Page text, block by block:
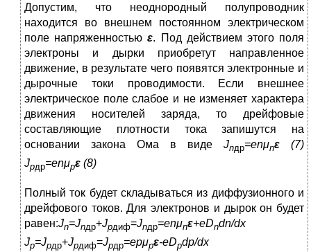
Допустим, что неоднородный полупроводник
находится во внешнем постоянном электрическом
поле напряженностьюε. Под действием этого поля
электроны и дырки приобретут направленное
движение, в результате чего появятся электронные и
дырочные токи проводимости. Если внешнее
электрическое поле слабое и не изменяет характера
движения носителей заряда, то дрейфовые
составляющие плотности тока запишутся на
основании закона Ома в виде Jnдр=enμnε (7)
Jpдр=enμpε (8)
Полный ток будет складываться из диффузионного и
дрейфового токов. Для электронов и дырок он будет
равен:Jn=Jnдр+Jpдиф=Jnдр=enμnε+eDndn/dx
Jp=Jpдр+Jpдиф=Jpдр=epμpε-eDpdp/dx